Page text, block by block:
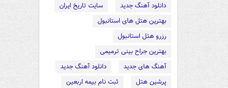
دانلود آهنگ جدید
سایت تاریخ ایران
بهترین هتل های استانبول
رزرو هتل استانبول
بهترین جراح بینی ترمیمی
آهنگ های جدید
دانلود آهنگ جدید
پرشین هتل
ثبت نام بیمه اربعین